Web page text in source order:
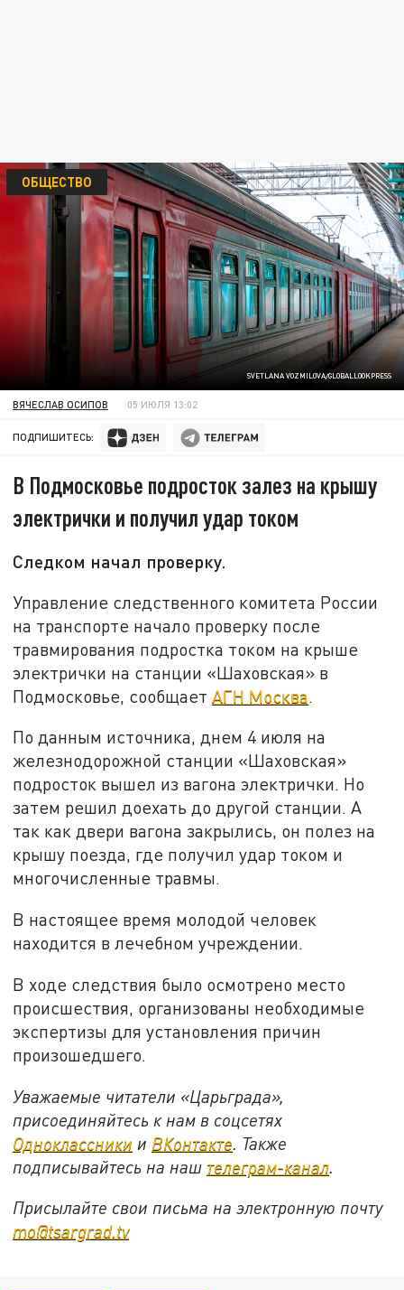
SVETLANA VOZMILOVA/GLOBALLOOKPRESS
ОБЩЕСТВО
ВЯЧЕСЛАВ ОСИПОВ 05 ИЮЛЯ 13:02
ПОДПИШИТЕСЬ:
В Подмосковье подросток залез на крышу
электрички и получил удар током
Следком начал проверку.
Управление следственного комитета России
на транспорте начало проверку после
травмирования подростка током на крыше
электрички на станции «Шаховская» в
Подмосковье, сообщаетАГН Москва.
По данным источника, днем 4 июля на
железнодорожной станции «Шаховская»
подросток вышел из вагона электрички. Но
затем решил доехать до другой станции. А
так как двери вагона закрылись, он полез на
крышу поезда, где получил удар током и
многочисленные травмы.
В настоящее время молодой человек
находится в лечебном учреждении.
В ходе следствия было осмотрено место
происшествия, организованы необходимые
экспертизы для установления причин
произошедшего.
Уважаемые читатели «Царьграда»,
присоединяйтесь к нам в соцсетях
Одноклассники и ВКонтакте . Также
подписывайтесь на наш телеграм-канал
Присылайте свои письма на электронную почту
mo@tsargrad.tv